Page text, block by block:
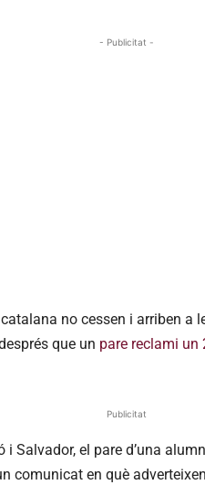
- Publicitat -
no cessen i arriben a
que un pare reclami un
Publicitat
i Salvador, el pare d’una
comunicat en què